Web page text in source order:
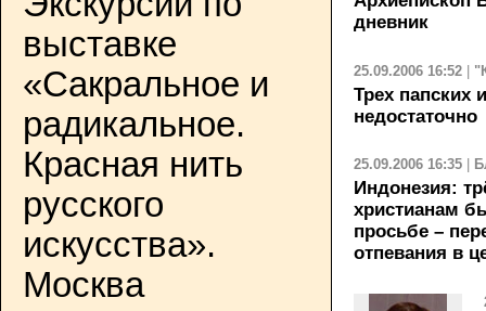
выставке
«Сакральное и
радикальное.
Красная нить
русского
искусства».
Москва
дневник
25.09.2006 16:52 |
Трех папских
недостаточно
25.09.2006 16:35
Индонезия:
христианам
просьбе –
отпевания в